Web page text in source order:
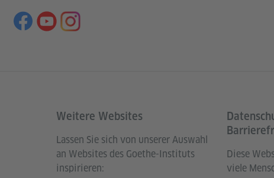
Weitere Websites
Lassen Sie sich von unserer Auswahl
an Websites des Goethe-Instituts
inspirieren:
Diese
viele